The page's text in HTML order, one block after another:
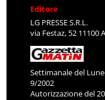
Editore
LG PRESSE S.R.L.
via Festaz, 52 11100
Settimanale del
9/2002
Autorizzazione del